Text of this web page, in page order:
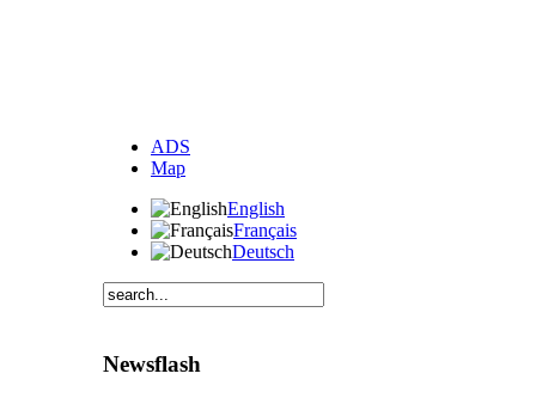
ADS
Map
English
Français
Deutsch
Newsflash